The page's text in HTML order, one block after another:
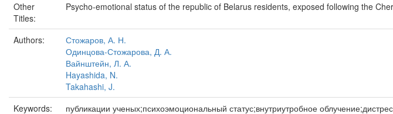
Other
Titles:
Psycho-emotional status of the republic of Belarus residents, exposed following the
Authors:
Стожаров, А. Н.
Одинцова-Стожарова, Д. А.
Вайнштейн, Л. А.
Hayashida, N.
Takahashi, J.
Keywords:
публикации ученых;психоэмоциональный статус;внутриутробное